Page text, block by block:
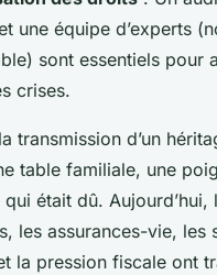
une équipe d’experts
sont essentiels pour
crises.
transmission d’un
table familiale, une
était dû. Aujourd’hui,
les assurances-vie, les
la pression fiscale ont